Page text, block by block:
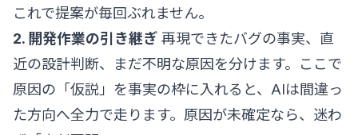
これで提案が毎回ぶれません。
2. 開発作業の引き継ぎ 再現できたバグの事実、直
近の設計判断、まだ不明な原因を分けます。ここで
原因の「仮説」を事実の枠に入れると、AIは間違っ
た方向へ全力で走ります。原因が未確定なら、迷わ